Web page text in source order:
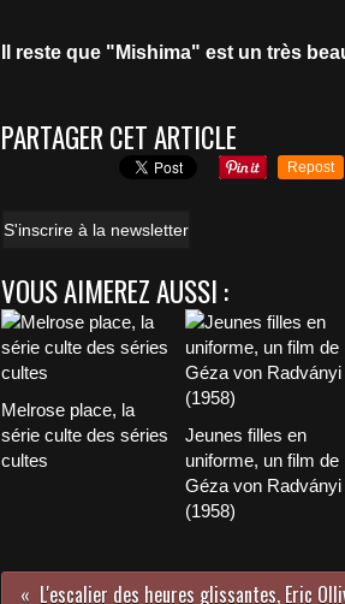
Il reste que "Mishima" est un très
PARTAGER CET ARTICLE
Repost
S'inscrire à la newsletter
VOUS AIMEREZ AUSSI :
Melrose place, la
série culte des séries
cultes
Jeunes filles en
uniforme, un film de
Géza von Radványi
(1958)
L'escalier des heures glissantes, Eric